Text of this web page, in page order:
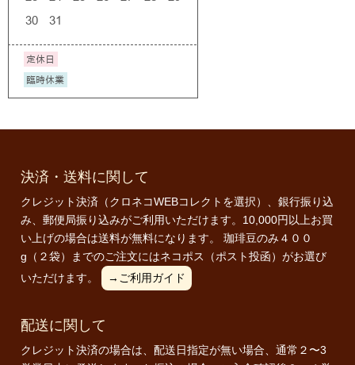
決済・送料に関して
クレジット決済（クロネコWEBコレクトを選択）、銀行振り込
み、郵便局振り込みがご利用いただけます。10,000円以上お買
い上げの場合は送料が無料になります。 珈琲豆のみ４００
g（２袋）までのご注文にはネコポス（ポスト投函）がお選び
いただけます。
→ご利用ガイド
配送に関して
クレジット決済の場合は、配送日指定が無い場合、通常２〜3